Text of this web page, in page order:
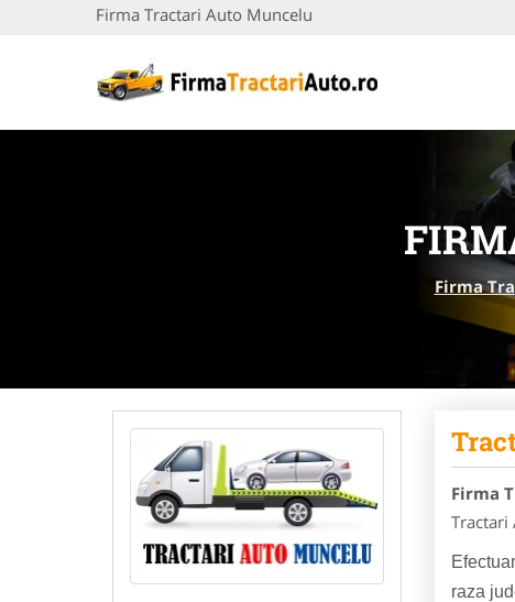
Firma Tractari Auto Muncelu
Firma
Firma
Tractari
raza